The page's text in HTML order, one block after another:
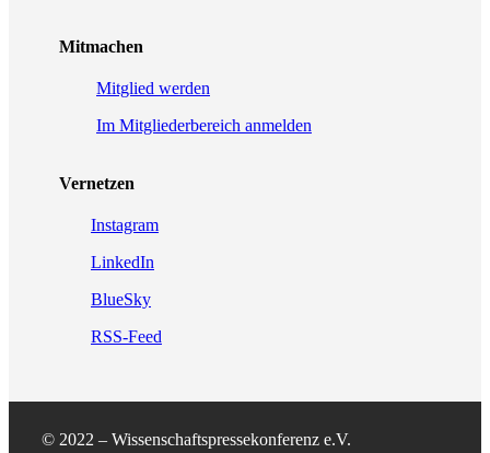
Mitmachen
Mitglied werden
Im Mitgliederbereich anmelden
Vernetzen
Instagram
LinkedIn
BlueSky
RSS-Feed
© 2022 – Wissenschaftspressekonferenz e.V.